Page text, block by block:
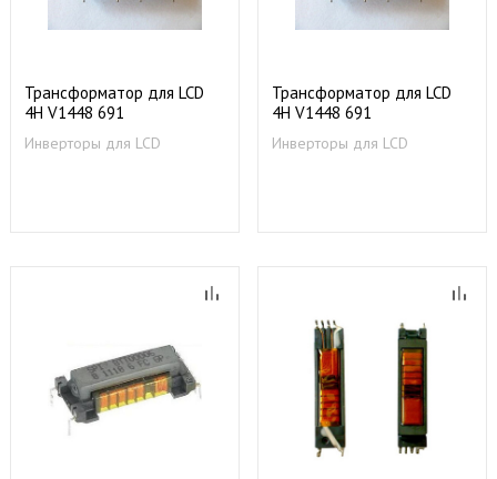
Трансформатор для LCD
4H V1448 691
4004D610005
Инверторы для LCD
Трансформатор для LCD
4H V1448 691
4004Y76DF07
Инверторы для LCD